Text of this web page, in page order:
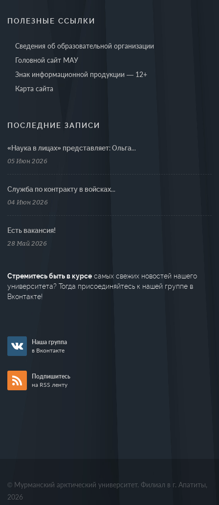
ПОЛЕЗНЫЕ ССЫЛКИ
Сведения об образовательной организации
Головной сайт МАУ
Знак информационной продукции — 12+
Карта сайта
ПОСЛЕДНИЕ ЗАПИСИ
«Наука в лицах» представляет: Ольга...
05 Июн 2026
Cлужба по контракту в войсках...
04 Июн 2026
Есть вакансия!
28 Май 2026
Стремитесь быть в курсе самых свежих новостей нашего
университета? Тогда присоединяйтесь к нашей группе в
Вконтакте!
Наша группа
в Вконтакте
Подпишитесь
на RSS ленту
© Мурманский арктический университет. Филиал в г. Апатиты,
2026